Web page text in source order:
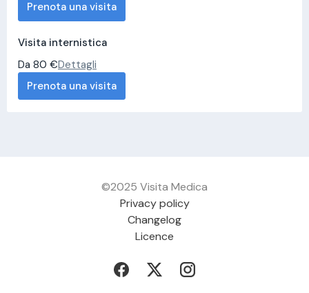
Prenota una visita
Visita internistica
Da 80 €Dettagli
Prenota una visita
©2025 Visita Medica
Privacy policy
Changelog
Licence